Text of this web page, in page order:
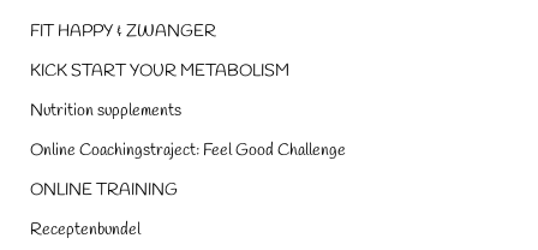
FIT HAPPY & ZWANGER
KICK START YOUR METABOLISM
Nutrition supplements
Online Coachingstraject: Feel Good Challenge
ONLINE TRAINING
Receptenbundel